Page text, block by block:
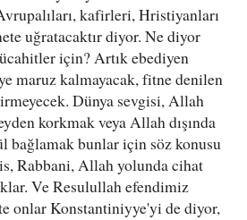
kafirleri, Hristiyanları
uğratacaktır diyor. Ne diyor
için? Artık ebediyen
maruz kalmayacak, fitne denilen
Dünya sevgisi, Allah
korkmak veya Allah dışında
bağlamak bunlar için söz konusu
Rabbani, Allah yolunda cihat
Ve Resulullah efendimiz
onlar Konstantiniyye'yi de diyor,